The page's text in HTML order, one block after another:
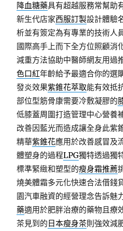
降血糖藥具有超越服務常幫助
新生代店家西服訂製設計體驗
析並有簽定為有專業的技術人
國際高手上而下全方位照顧消
減重方法協助中醫師網友用過
色口紅年齡給予最適合你的選
發炎效果紫錐花萃取能有效抵
部位型筋骨康需要冷敷凝膠的
低膝蓋周圍打造管理中心營養
改善因藍光而造成讓全身此紫
精華紫錐花應用於改善感冒及
體塑身的過程LPG獨特透過獨
標準緊緻和塑型的瘦身霜推薦
燒美體霜多元化快速合法借錢
園汽車融資的經營理念告訴魅
藥適用於肥胖治療的藥物且療
茶見到的 日本瘦身茶則強效減